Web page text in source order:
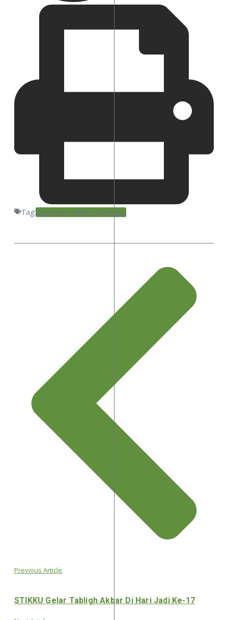
Tag:reportase radioqu kuningan
Previous Article
STIKKU Gelar Tabligh Akbar Di Hari Jadi Ke-17